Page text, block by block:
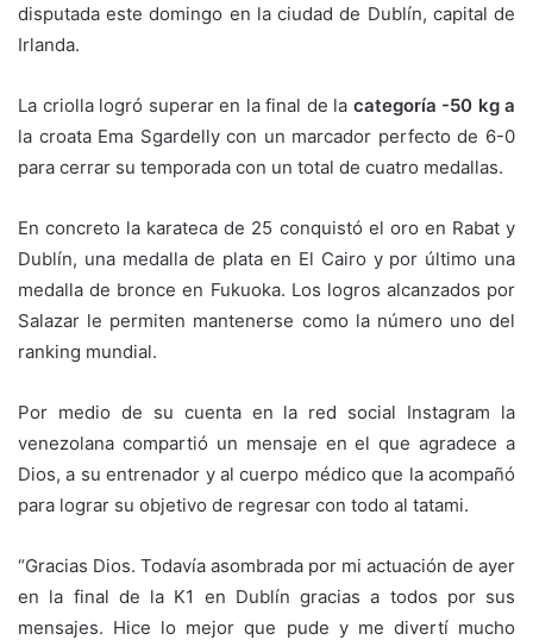
disputada este domingo en la ciudad de Dublín, capital de
Irlanda.
La criolla logró superar en la final de la categoría -50 kg a
la croata Ema Sgardelly con un marcador perfecto de 6-0
para cerrar su temporada con un total de cuatro medallas.
En concreto la karateca de 25 conquistó el oro en Rabat y
Dublín, una medalla de plata en El Cairo y por último una
medalla de bronce en Fukuoka. Los logros alcanzados por
Salazar le permiten mantenerse como la número uno del
ranking mundial.
Por medio de su cuenta en la red social Instagram la
venezolana compartió un mensaje en el que agradece a
Dios, a su entrenador y al cuerpo médico que la acompañó
para lograr su objetivo de regresar con todo al tatami.
“Gracias Dios. Todavía asombrada por mi actuación de ayer
en la final de la K1 en Dublín gracias a todos por sus
mensajes. Hice lo mejor que pude y me divertí mucho